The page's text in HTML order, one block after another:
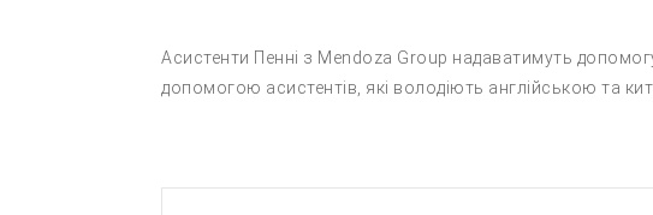
Асистенти Пенні з Mendoza Group надаватимуть допомогу
допомогою асистентів, які володіють англійською та